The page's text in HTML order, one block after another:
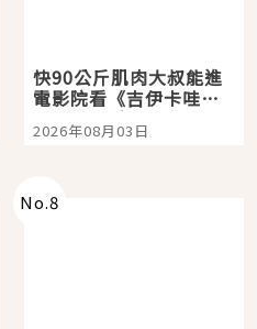
快90公斤肌肉大叔能進
電影院看《吉伊卡哇》
嗎？日本重金屬樂團
「打首」會長與nagano
2026年08月03日
No.8